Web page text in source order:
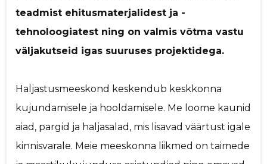
teadmist ehitusmaterjalidest ja -
tehnoloogiatest ning on valmis võtma vastu
väljakutseid igas suuruses projektidega.
Haljastusmeeskond keskendub keskkonna
kujundamisele ja hooldamisele. Me loome kaunid
aiad, pargid ja haljasalad, mis lisavad väärtust igale
kinnisvarale. Meie meeskonna liikmed on taimede
Saaja e-mail
Sinu kommentaar